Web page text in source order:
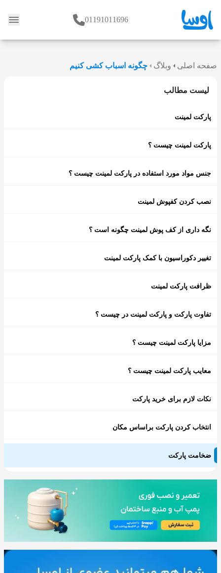
وبلاگ 01191011696
صفحه اصلی وبلاگ چگونه اسباب کشی کنیم
لیست مطالب
پارکت لمینت
پارکت لمینت چیست ؟
جنس مواد مورد استفاده در پارکت لمینت چیست ؟
نصب کردن کفپوش لمینت
نگه داری از کف پوش لمینت چگونه است ؟
تغییر دکوراسیون با کمک پارکت لمینت
ظرافت پارکت لمینت
تفاوت پارکت و پارکت لمینت در چیست ؟
مزایا پارکت لمینت چیست ؟
معایب پارکت لمینت چیست ؟
نکات لازم برای خرید پارکت
انتخاب کردن پارکت براساس مکان
ضخامت پارکت